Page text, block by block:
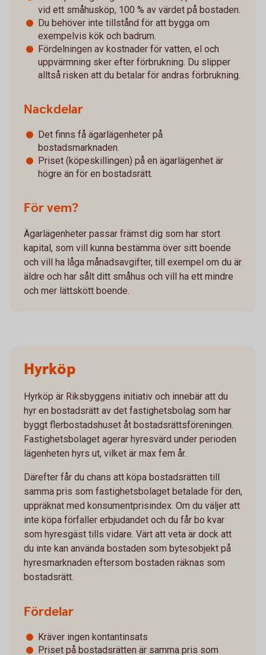
vid ett småhusköp, 100 % av värdet på bostaden.
Du behöver inte tillstånd för att bygga om
exempelvis kök och badrum.
Fördelningen av kostnader för vatten, el och
uppvärmning sker efter förbrukning. Du slipper
alltså risken att du betalar för andras förbrukning.
Nackdelar
Det finns få ägarlägenheter på
bostadsmarknaden.
Priset (köpeskillingen) på en ägarlägenhet är
högre än för en bostadsrätt.
För vem?
Ägarlägenheter passar främst dig som har stort
kapital, som vill kunna bestämma över sitt boende
och vill ha låga månadsavgifter, till exempel om du är
äldre och har sålt ditt småhus och vill ha ett mindre
och mer lättskött boende.
Hyrköp
Hyrköp är Riksbyggens initiativ och innebär att du
hyr en bostadsrätt av det fastighetsbolag som har
byggt flerbostadshuset åt bostadsrättsföreningen.
Fastighetsbolaget agerar hyresvärd under perioden
lägenheten hyrs ut, vilket är max fem år.
Därefter får du chans att köpa bostadsrätten till
samma pris som fastighetsbolaget betalade för den,
uppräknat med konsumentprisindex. Om du väljer att
inte köpa förfaller erbjudandet och du får bo kvar
som hyresgäst tills vidare. Värt att veta är dock att
du inte kan använda bostaden som bytesobjekt på
hyresmarknaden eftersom bostaden räknas som
bostadsrätt.
Fördelar
Kräver ingen kontantinsats
Priset på bostadsrätten är samma pris som